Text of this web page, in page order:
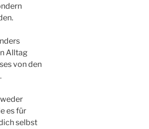
Alltag
von den
es für
selbst